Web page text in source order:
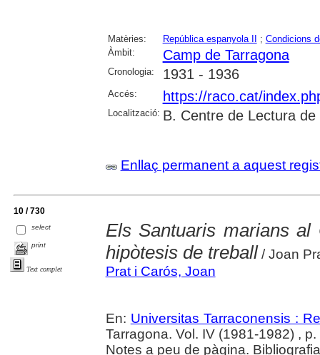
Matèries: República espanyola II ; Condicions
Àmbit:
Camp de Tarragona
Cronologia: 1931 - 1936
Accés: https://raco.cat/
Localització: B. Centre de Lectura
Enllaç permanent a aquest
10 / 730
select
print
Text complet
Els Santuaris marians
hipòtesis de treball/ Joan
Prat i Carós, Joan
En: Universitas Tarraconensis :
Tarragona. Vol. IV (1981-1982) , p.
Notes a peu de pàgina.